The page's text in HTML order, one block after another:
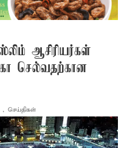
ஆசிரியர்கள்
செல்வதற்கான
, செய்திகள்